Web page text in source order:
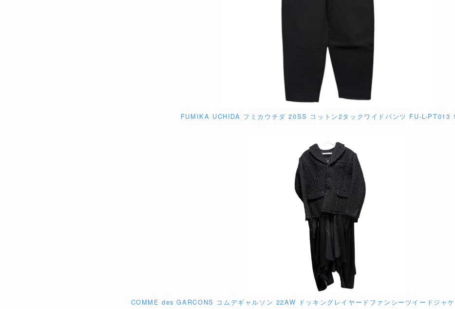
FUMIKA UCHIDA フミカウチダ 20SS コットン2タックワイドパンツ FU-L-PT013
COMME des GARCONS コムデギャルソン 22AW ドッキングレイヤードファンシーツイードジャ